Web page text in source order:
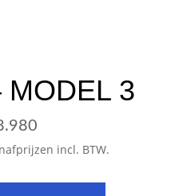
MODEL 3
incl. BTW.